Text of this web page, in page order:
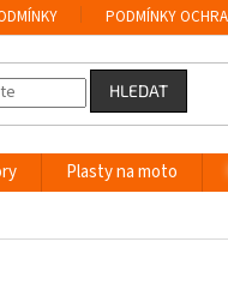
PODMÍNKY
HLEDAT
Plasty na moto